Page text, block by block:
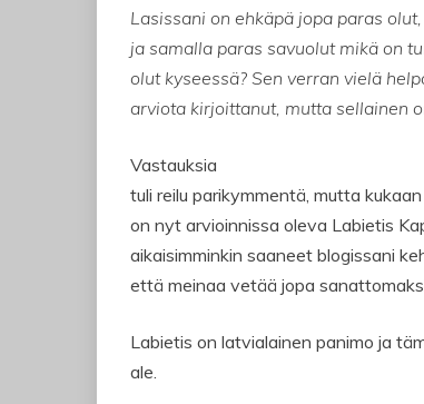
Lasissani on ehkäpä jopa paras
ja samalla paras savuolut mikä on
olut kyseessä? Sen verran vielä
arviota kirjoittanut, mutta sellainen
Vastauksia
tuli reilu parikymmentä, mutta
on nyt arvioinnissa oleva Labietis
aikaisimminkin saaneet blogissani
että meinaa vetää jopa
Labietis on latvialainen panimo ja
ale.